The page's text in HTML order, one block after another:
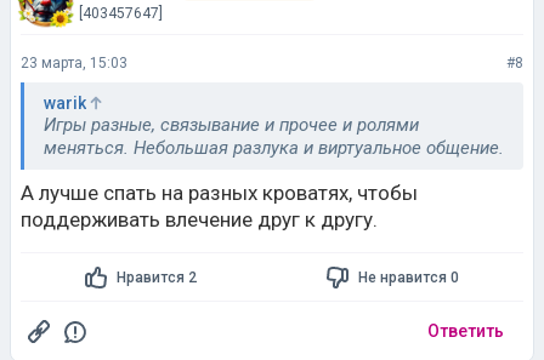
[403457647]
23 марта, 15:03 #8
warik
Игры разные, связывание и прочее и ролями
меняться. Небольшая разлука и виртуальное общение.
А лучше спать на разных кроватях, чтобы
поддерживать влечение друг к другу.
Нравится 2 Не нравится 0
Ответить